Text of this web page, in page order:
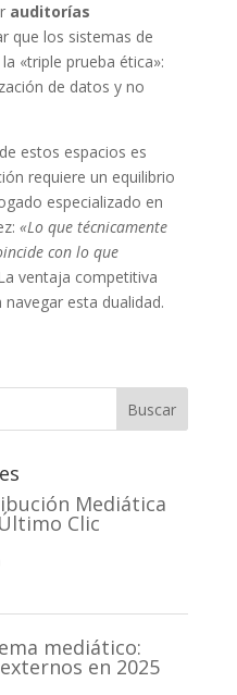
auditorías
que los sistemas de
«triple prueba ética»:
de datos y no
estos espacios es
requiere un equilibrio
especializado en
«Lo que técnicamente
con lo que
ventaja competitiva
esta dualidad.
Buscar
Mediática
Clic
mediático:
en 2025